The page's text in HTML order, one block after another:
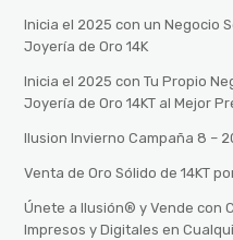
Inicia el 2025 con un Negocio
Joyería de Oro 14K
Inicia el 2025 con Tu Propio
Joyería de Oro 14KT al Mejor
Ilusion Invierno Campaña 8 –
Venta de Oro Sólido de 14KT
Únete a Ilusión® y Vende con
Impresos y Digitales en